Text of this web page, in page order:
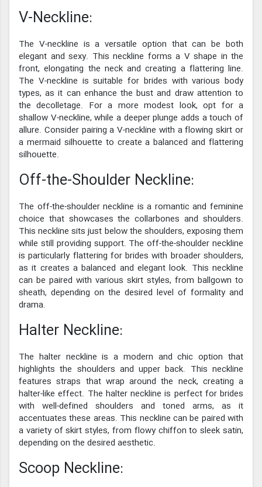
V-Neckline:
The V-neckline is a versatile option that can be both
elegant and sexy. This neckline forms a V shape in the
front, elongating the neck and creating a flattering line.
The V-neckline is suitable for brides with various body
types, as it can enhance the bust and draw attention to
the decolletage. For a more modest look, opt for a
shallow V-neckline, while a deeper plunge adds a touch of
allure. Consider pairing a V-neckline with a flowing skirt or
a mermaid silhouette to create a balanced and flattering
silhouette.
Off-the-Shoulder Neckline:
The off-the-shoulder neckline is a romantic and feminine
choice that showcases the collarbones and shoulders.
This neckline sits just below the shoulders, exposing them
while still providing support. The off-the-shoulder neckline
is particularly flattering for brides with broader shoulders,
as it creates a balanced and elegant look. This neckline
can be paired with various skirt styles, from ballgown to
sheath, depending on the desired level of formality and
drama.
Halter Neckline:
The halter neckline is a modern and chic option that
highlights the shoulders and upper back. This neckline
features straps that wrap around the neck, creating a
halter-like effect. The halter neckline is perfect for brides
with well-defined shoulders and toned arms, as it
accentuates these areas. This neckline can be paired with
a variety of skirt styles, from flowy chiffon to sleek satin,
depending on the desired aesthetic.
Scoop Neckline: